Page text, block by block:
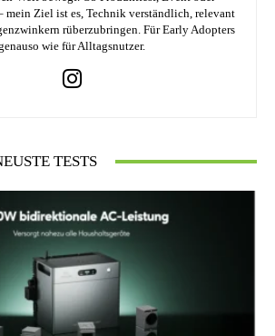
mein Ziel ist es, Technik verständlich, relevant
rüberzubringen. Für Early Adopters
wie für Alltagsnutzer.
TESTS